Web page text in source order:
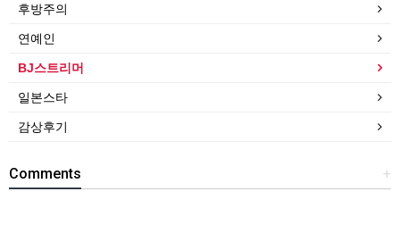
후방주의
연예인
BJ스트리머
일본스타
감상후기
+
Comments